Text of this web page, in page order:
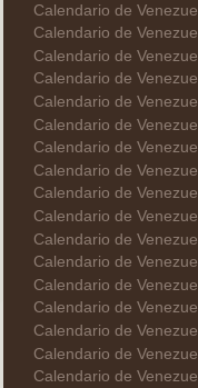
Calendario de
Calendario de
Calendario de
Calendario de
Calendario de
Calendario de
Calendario de
Calendario de
Calendario de
Calendario de
Calendario de
Calendario de
Calendario de
Calendario de
Calendario de
Calendario de
Calendario de